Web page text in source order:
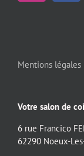
Mentions légales
Votre salon de
6 rue Francico
62290 Noeux-